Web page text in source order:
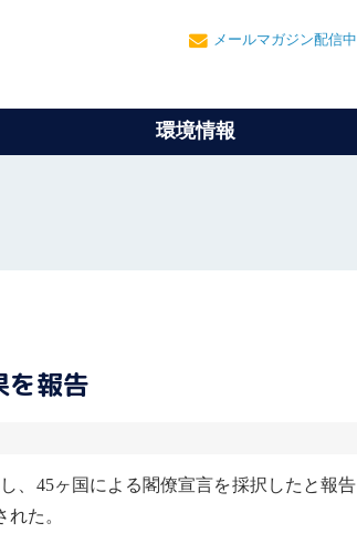
メールマガジン配信中
環境情報
を報告
、45ヶ国による閣僚宣言を採択したと報
た。